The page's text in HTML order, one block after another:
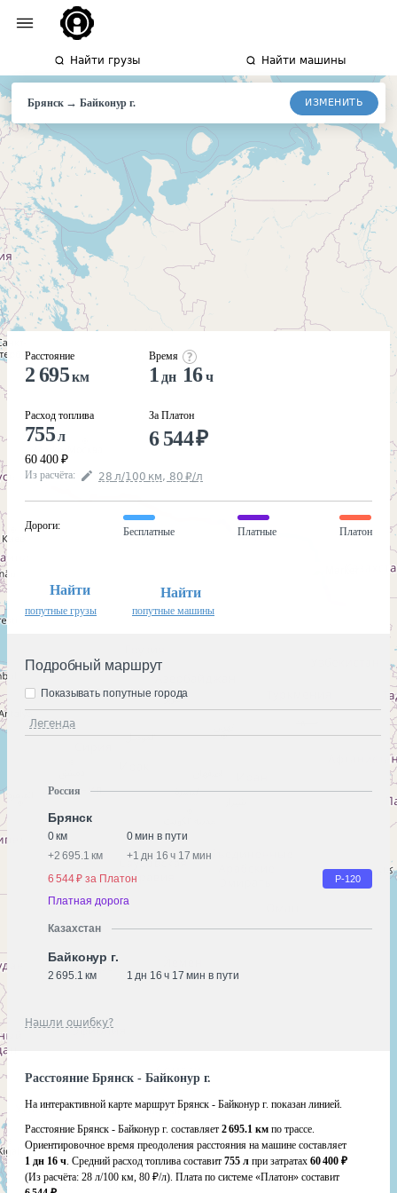
Найти грузы Найти машины
Брянск→Байконург. ИЗМЕНИТЬ
Расстояние
2 695км
Расход топлива
755л
60 400 ₽
Время
1 дн 16ч
За Платон
6 544₽
Из расчёта: 28 л/100 км, 80 ₽/л
Дороги:
Бесплатные Платные Платон
Найти
попутные грузы
Найти
попутные машины
Подробный маршрут
Легенда
Показывать попутные города
Россия
Брянск
0 км
0 мин в пути
+2 695.1 км +1 дн 16 ч 17 мин
6 544 ₽ за Платон
Р-120
Платная дорога
Казахстан
Байконур г.
2 695.1 км 1 дн 16 ч 17 мин в пути
Нашли ошибку?
Расстояние Брянск - Байконур г.
На интерактивной карте маршрут Брянск - Байконур г. показан линией.
Расстояние Брянск - Байконур г. составляет 2 695.1 км по трассе.
Ориентировочное время преодоления расстояния на машине составляет
1 дн 16 ч. Средний расход топлива составит 755 л при затратах 60 400 ₽
(Из расчёта: 28 л/100 км, 80 ₽/л). Плата по системе «Платон» составит